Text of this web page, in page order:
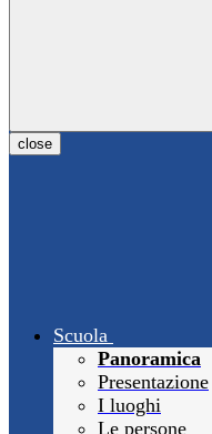
close
Scuola
Panoramica
Presentazione
I luoghi
Le persone